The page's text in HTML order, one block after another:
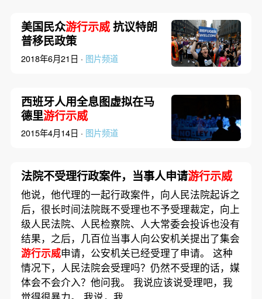
美国民众游行示威抗议特朗
普移民政策
2018年6月21日 · 图片频道
西班牙人用全息图虚拟在马
德里游行示威
2015年4月14日 · 图片频道
法院不受理行政案件，当事人申请游行示威
他说，他代理的一起行政案件，向人民法院起诉之
后，很长时间法院既不受理也不予受理裁定，向上
级人民法院、人民检察院、人大常委会投诉也没有
结果，之后，几百位当事人向公安机关提出了集会
游行示威申请，公安机关已经受理了申请。 这种
情况下，人民法院会受理吗？仍然不受理的话，媒
体会不会介入？他问我。 我说应该说受理吧，我